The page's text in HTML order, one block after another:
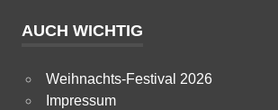
AUCH WICHTIG
Weihnachts-Festival 2026
Impressum